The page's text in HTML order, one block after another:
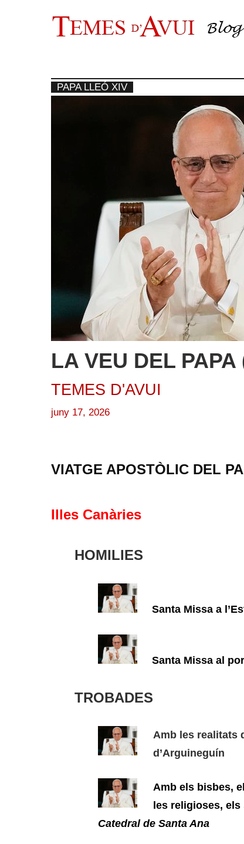
al
PAPA LLEÓ XIV
LA VEU DEL
TEMES D'AVUI
juny 17, 2026
VIATGE APOSTÒLIC DEL
Illes Canàries
HOMILIES
Santa Missa a
Santa Missa al
TROBADES
Amb les realitats
d’Arguineguín
Amb els bisbes,
les religioses,
Catedral de Santa Ana